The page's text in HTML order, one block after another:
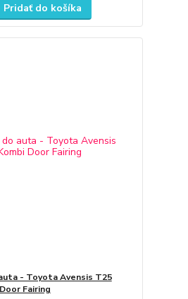
Pridať do košíka
- Toyota Avensis T25
Fairing